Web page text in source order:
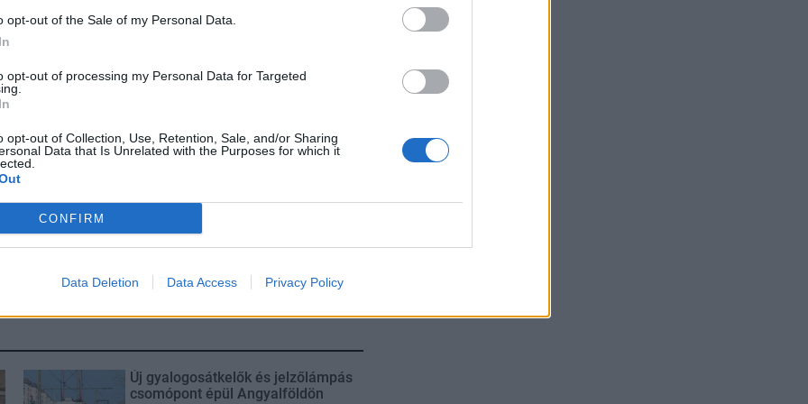
opt-out of the Sale of my Personal Data.
opt-out of processing my Personal Data for Targeted
opt-out of Collection, Use, Retention, Sale, and/or Sharing
Data that Is Unrelated with the Purposes for which it
CONFIRM
Data Deletion Data Access Privacy Policy
támogatás fennmaradó 25 százalékát a pályázók
meg a záró kifizetési kérelem benyújtásával -
lesz a jövőben is, a következő benyújtási
awww.palyazat.gov.huoldalon ismerhetők
Új gyalogosátkelők és jelzőlámpás
csomópont épül Angyalföldön